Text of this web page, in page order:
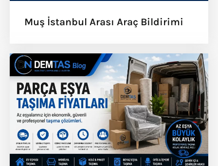
Muş İstanbul Arası Araç Bildirimi